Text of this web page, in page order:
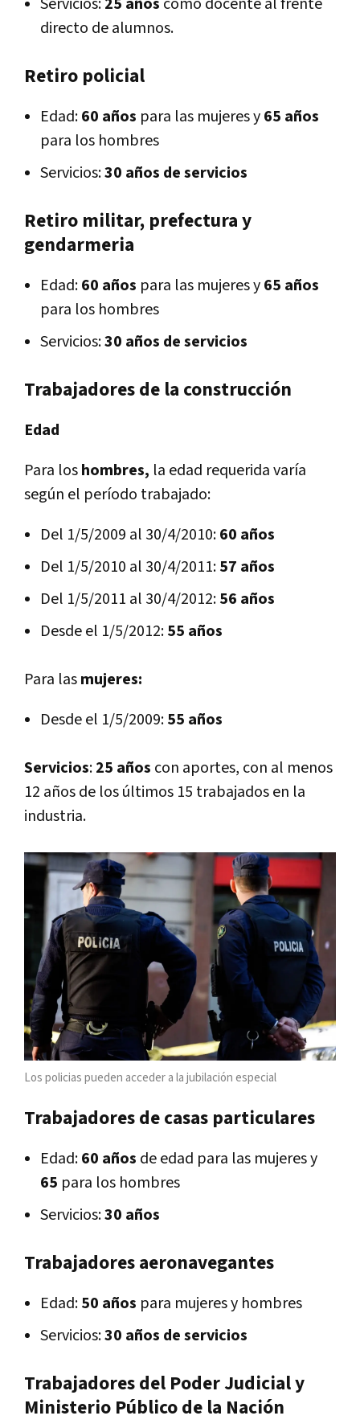
Servicios:25 años como docente al frente
directo de alumnos.
Retiro policial
Edad:60 años para las mujeres y65 años
para los hombres
Servicios:30 años de servicios
Retiro militar, prefectura y
gendarmeria
Edad:60 años para las mujeres y65 años
para los hombres
Servicios:30 años de servicios
Trabajadores de la construcción
Edad
Para loshombres, la edad requerida varía
según el período trabajado:
Del 1/5/2009 al 30/4/2010:60 años
Del 1/5/2010 al 30/4/2011:57 años
Del 1/5/2011 al 30/4/2012:56 años
Desde el 1/5/2012:55 años
Para lasmujeres:
Desde el 1/5/2009:55 años
Servicios:25 años con aportes, con al menos
12 años de los últimos 15 trabajados en la
industria.
Los policias pueden acceder a la jubilación especial
Trabajadores de casas particulares
Edad:60 años de edad para las mujeres y
65 para los hombres
Servicios:30 años
Trabajadores aeronavegantes
Edad:50 años para mujeres y hombres
Servicios:30 años de servicios
Trabajadores del Poder Judicial y
Ministerio Público de la Nación